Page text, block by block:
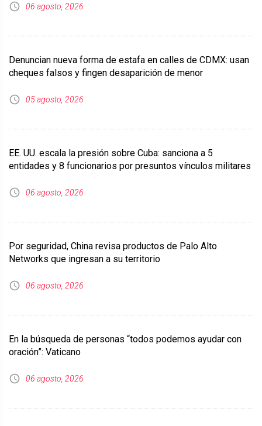
06 agosto, 2026
Denuncian nueva forma de estafa en calles de CDMX: usan
cheques falsos y fingen desaparición de menor
05 agosto, 2026
EE. UU. escala la presión sobre Cuba: sanciona a 5
entidades y 8 funcionarios por presuntos vínculos militares
06 agosto, 2026
Por seguridad, China revisa productos de Palo Alto
Networks que ingresan a su territorio
06 agosto, 2026
En la búsqueda de personas “todos podemos ayudar con
oración”: Vaticano
06 agosto, 2026